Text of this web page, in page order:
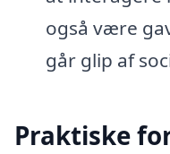
også være
går glip af
Praktiske